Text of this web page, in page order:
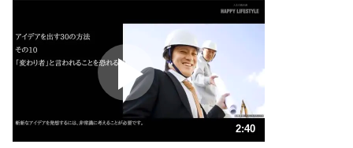
いらいらしない人になる30の方法
ポジティブになれない原因は、行動しないから。
ポジティブ思考になる30の方法
ストレス対策
人生、なんとかなるもの。
気楽に生きる30の方法
2:40